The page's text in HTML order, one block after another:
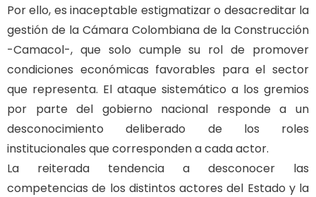
Por ello, es inaceptable estigmatizar o desacreditar la
gestión de la Cámara Colombiana de la Construcción
-Camacol-, que solo cumple su rol de promover
condiciones económicas favorables para el sector
que representa. El ataque sistemático a los gremios
por parte del gobierno nacional responde a un
desconocimiento deliberado de los roles
institucionales que corresponden a cada actor.
La reiterada tendencia a desconocer las
competencias de los distintos actores del Estado y la